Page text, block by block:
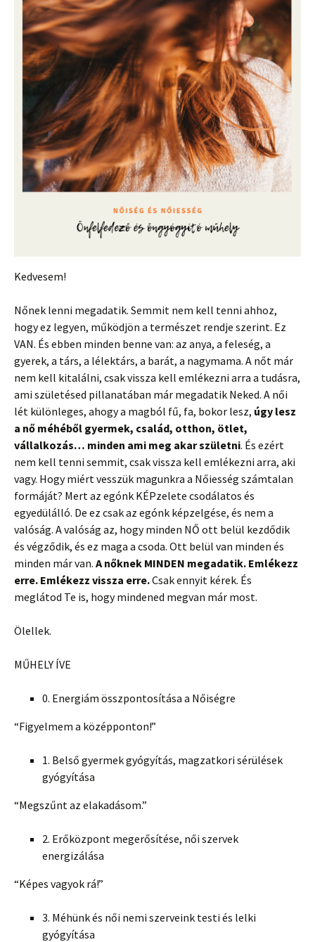
Kedvesem!
Nőnek lenni megadatik. Semmit nem kell tenni ahhoz,
hogy ez legyen, működjön a természet rendje szerint. Ez
VAN. És ebben minden benne van: az anya, a feleség, a
gyerek, a társ, a lélektárs, a barát, a nagymama. A nőt már
nem kell kitalálni, csak vissza kell emlékezni arra a tudásra,
ami születésed pillanatában már megadatik Neked. A női
lét különleges, ahogy a magból fű, fa, bokor lesz, úgy lesz
a nő méhéből gyermek, család, otthon, ötlet,
vállalkozás… minden ami meg akar születni. És ezért
nem kell tenni semmit, csak vissza kell emlékezni arra, aki
vagy. Hogy miért vesszük magunkra a Nőiesség számtalan
formáját? Mert az egónk KÉPzelete csodálatos és
egyedülálló. De ez csak az egónk képzelgése, és nem a
valóság. A valóság az, hogy minden NŐ ott belül kezdődik
és végződik, és ez maga a csoda. Ott belül van minden és
minden már van. A nőknek MINDEN megadatik. Emlékezz
erre. Emlékezz vissza erre.Csak ennyit kérek. És
meglátod Te is, hogy mindened megvan már most.
Ölellek.
MŰHELY ÍVE
0. Energiám összpontosítása a Nőiségre
“Figyelmem a középponton!”
1. Belső gyermek gyógyítás, magzatkori sérülések
gyógyítása
“Megszűnt az elakadásom.”
2. Erőközpont megerősítése, női szervek
energizálása
“Képes vagyok rá!”
3. Méhünk és női nemi szerveink testi és lelki
gyógyítása